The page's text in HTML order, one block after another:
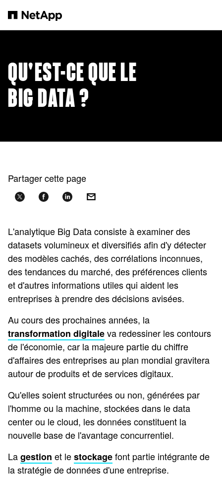
QU'EST-CE QUE LE
BIG DATA ?
Partager cette page
L'analytique Big Data consiste à examiner des
datasets volumineux et diversifiés afin d'y détecter
des modèles cachés, des corrélations inconnues,
des tendances du marché, des préférences clients
et d'autres informations utiles qui aident les
entreprises à prendre des décisions avisées.
Au cours des prochaines années, la
transformation digitaleva redessiner les contours
de l'économie, car la majeure partie du chiffre
d'affaires des entreprises au plan mondial gravitera
autour de produits et de services digitaux.
Qu'elles soient structurées ou non, générées par
l'homme ou la machine, stockées dans le data
center ou le cloud, les données constituent la
nouvelle base de l'avantage concurrentiel.
Lagestion et lestockagefont partie intégrante de
la stratégie de données d'une entreprise.